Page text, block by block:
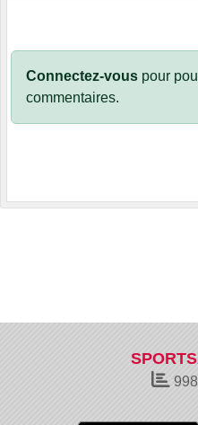
Connectez-vous pour
commentaires.
SPORTS